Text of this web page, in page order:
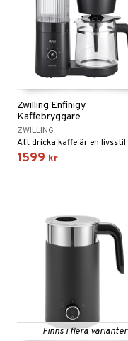
Zwilling Enfinigy
Kaffebryggare
ZWILLING
1599 kr
Finns i flera varianter